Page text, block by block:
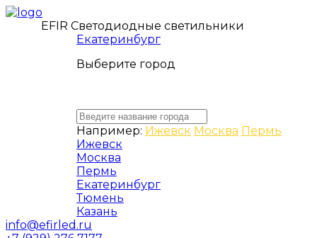
EFIR Светодиодные светильники
Екатеринбург
Выберите город
Например: Ижевск Москва Пермь
Ижевск
Москва
Пермь
Екатеринбург
Тюмень
Казань
info@efirled.ru